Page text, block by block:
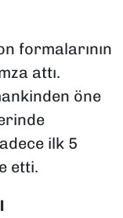
formalarının
attı.
öne
ilk 5
etti.